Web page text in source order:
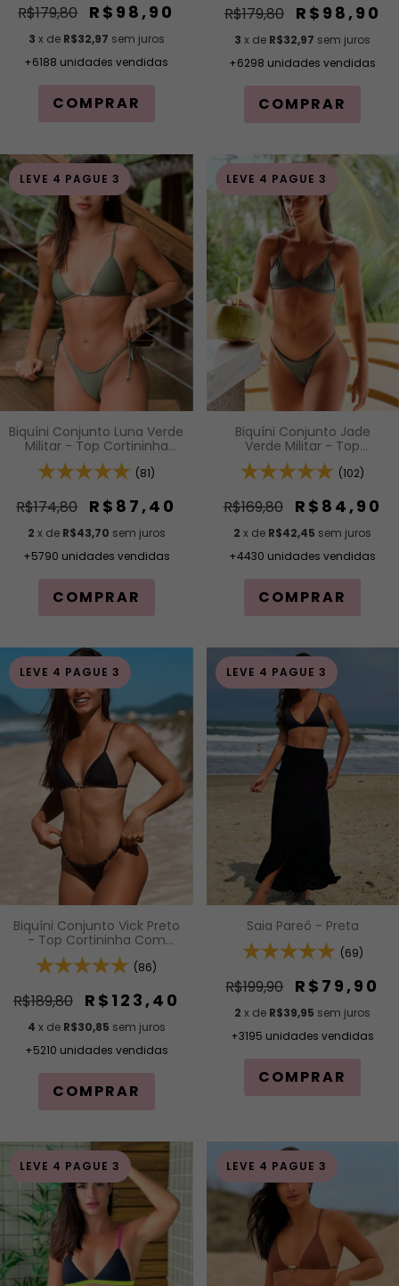
R$179,80 R$98,90
3 x de R$32,97 sem juros
+6188 unidades vendidas
COMPRAR
R$179,80 R$98,90
3 x de R$32,97 sem juros
+6298 unidades vendidas
COMPRAR
LEVE 4 PAGUE 3
Biquíni Conjunto Luna Verde
Militar - Top Cortininha
com Bojo Removível e
Calcinha de Lacinho com
(81)
R$174,80 R$87,40
2 x de R$43,70 sem juros
+5790 unidades vendidas
COMPRAR
LEVE 4 PAGUE 3
Biquíni Conjunto Jade
Verde Militar - Top
Cortininha Fixa com
Acabamento em Viés e
Inteira de Tira (Modelagem
para Bronze)
(102)
R$169,80 R$84,90
2 x de R$42,45 sem juros
+4430 unidades vendidas
COMPRAR
LEVE 4 PAGUE 3
Biquíni Conjunto Vick Preto
- Top Cortininha Com
Calcinha Modelagem Fio De
Regulagem Na Lateral
(86)
R$189,80 R$123,40
4 x de R$30,85 sem juros
+5210 unidades vendidas
COMPRAR
LEVE 4 PAGUE 3
Saia Pareô - Preta
(69)
R$199,90 R$79,90
2 x de R$39,95 sem juros
+3195 unidades vendidas
COMPRAR
LEVE 4 PAGUE 3 LEVE 4 PAGUE 3